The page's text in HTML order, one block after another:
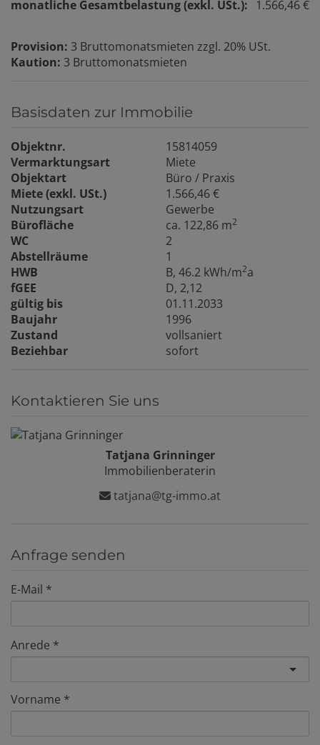
monatliche Gesamtbelastung (exkl. USt.): 1.566,46 €
Provision: 3 Bruttomonatsmieten zzgl. 20% USt.
Kaution: 3 Bruttomonatsmieten
Basisdaten zur Immobilie
Objektnr.
15814059
Vermarktungsart
Miete
Objektart
Büro / Praxis
Miete (exkl. USt.)
1.566,46 €
Nutzungsart
Gewerbe
Bürofläche
ca. 122,86 m2
WC
2
Abstellräume
1
HWB
B, 46.2 kWh/m2a
fGEE
D, 2,12
gültig bis
01.11.2033
Baujahr
1996
Zustand
vollsaniert
Beziehbar
sofort
Kontaktieren Sie uns
Tatjana Grinninger
Immobilienberaterin
tatjana@tg-immo.at
Anfrage senden
E-Mail
Anrede
Vorname